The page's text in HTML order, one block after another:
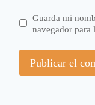
Guarda mi
navegador para